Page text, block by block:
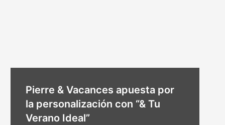
Pierre & Vacances apuesta por
la personalización con “& Tu
Verano Ideal”